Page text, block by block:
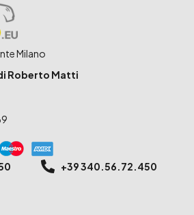
Milano
Roberto Matti
+39 340.56.72.450